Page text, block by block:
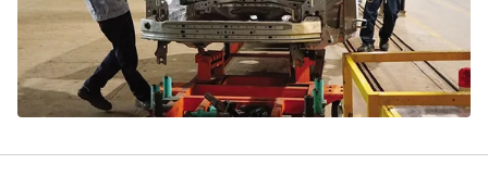
Tin tức
Thế giới đó đây
Câu chuyện quốc tế
Kinh tế
Tài chính
Thị trường
Góc doanh nghiệp
Dữ liệu và đời sống
Truyền hình